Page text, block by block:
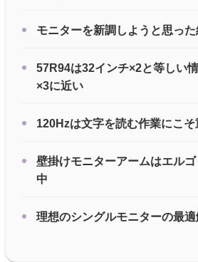
モニターを新調しようと思っ
57R94は32インチ×2と等しい
×3に近い
120Hzは文字を読む作業にこそ
壁掛けモニターアームはエル
中
理想のシングルモニターの最